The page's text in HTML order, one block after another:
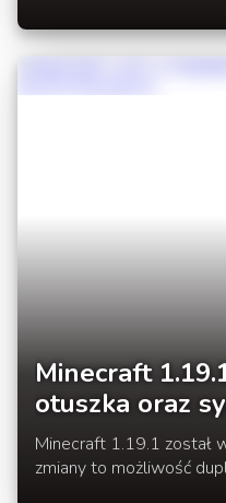
zainwestowaniu w
Minecraft
otuszka oraz
graczy
Minecraft 1.19.1 został
zmiany to możliwość